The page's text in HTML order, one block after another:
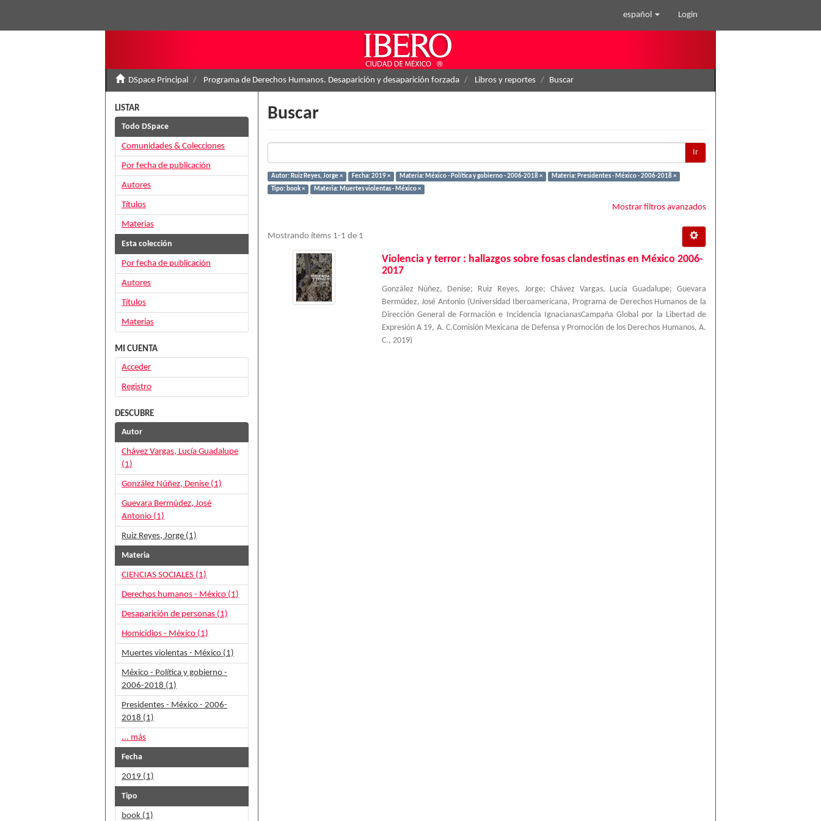
español Login
DSpace Principal Programa de Derechos Humanos. Desaparición y desaparición forzada Libros y reportes Buscar
Buscar
Ir
Autor: Ruiz Reyes, Jorge × Fecha: 2019 × Materia: México - Política y gobierno - 2006-2018 ×
Materia: Presidentes - México - 2006-2018 ×
Tipo: book ×
Materia: Muertes violentas - México ×
Mostrar filtros avanzados
Mostrando ítems 1-1 de 1
Violencia y terror : hallazgos sobre fosas clandestinas en México 2006-
2017
González Núñez, Denise; Ruiz Reyes, Jorge; Chávez Vargas, Lucía Guadalupe;Guevara
Bermúdez, José Antonio (Universidad Iberoamericana, Programa de Derechos Humanos de la
Dirección General de Formación e Incidencia IgnacianasCampaña Global por la Libertad de
Expresión A 19, A. C.Comisión Mexicana de Defensa y Promoción de los Derechos Humanos, A.
C., 2019)
LISTAR
Todo DSpace
Comunidades & Colecciones
Por fecha de publicación
Autores
Títulos
Materias
Esta colección
Por fecha de publicación
Autores
Títulos
Materias
MI CUENTA
Acceder
Registro
DESCUBRE
Autor
Chávez Vargas, Lucía Guadalupe
(1)
González Núñez, Denise (1)
Guevara Bermúdez, José
Antonio (1)
Ruiz Reyes, Jorge (1)
Materia
CIENCIAS SOCIALES (1)
Derechos humanos - México (1)
Desaparición de personas (1)
Homicidios - México (1)
Muertes violentas - México (1)
México - Política y gobierno -
2006-2018 (1)
Presidentes - México - 2006-
2018 (1)
... más
Fecha
2019 (1)
Tipo
book (1)